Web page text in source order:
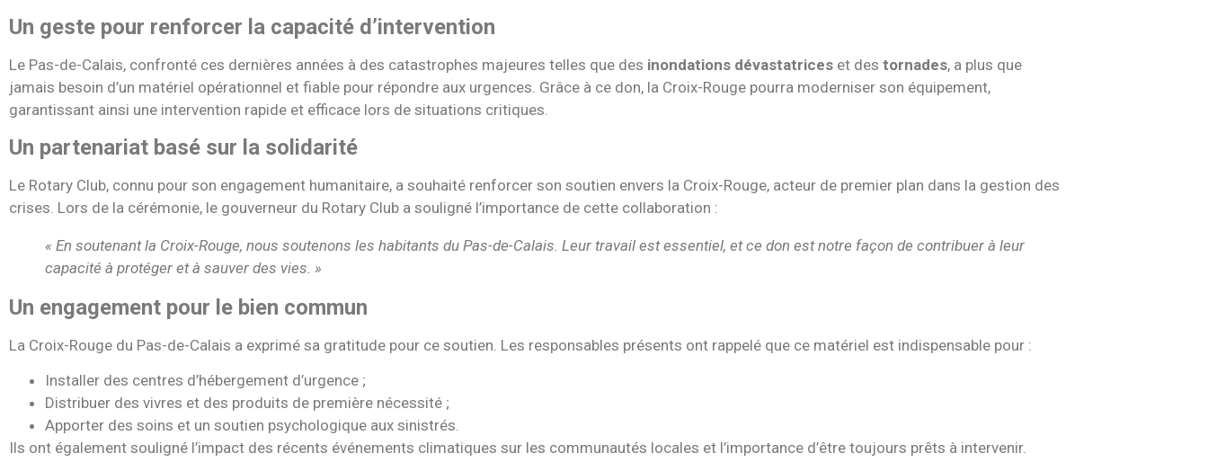
Un geste pour renforcer la capacité d’intervention
Le Pas-de-Calais, confronté ces dernières années à des catastrophes majeures telles que des inondations dévastatrices et des tornades, a plus que
jamais besoin d’un matériel opérationnel et fiable pour répondre aux urgences. Grâce à ce don, la Croix-Rouge pourra moderniser son équipement,
garantissant ainsi une intervention rapide et efficace lors de situations critiques.
Un partenariat basé sur la solidarité
Le Rotary Club, connu pour son engagement humanitaire, a souhaité renforcer son soutien envers la Croix-Rouge, acteur de premier plan dans la gestion des
crises. Lors de la cérémonie, le gouverneur du Rotary Club a souligné l’importance de cette collaboration :
« En soutenant la Croix-Rouge, nous soutenons les habitants du Pas-de-Calais. Leur travail est essentiel, et ce don est notre façon de contribuer à leur
capacité à protéger et à sauver des vies. »
Un engagement pour le bien commun
La Croix-Rouge du Pas-de-Calais a exprimé sa gratitude pour ce soutien. Les responsables présents ont rappelé que ce matériel est indispensable pour :
Installer des centres d’hébergement d’urgence ;
Distribuer des vivres et des produits de première nécessité ;
Apporter des soins et un soutien psychologique aux sinistrés.
Ils ont également souligné l’impact des récents événements climatiques sur les communautés locales et l’importance d’être toujours prêts à intervenir.